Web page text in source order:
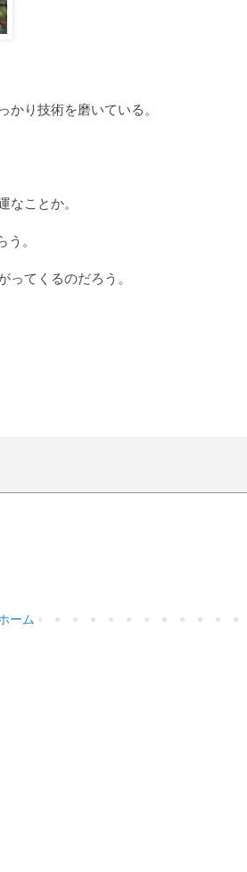
り技術を磨いている。
なことか。
。
ってくるのだろう。
ーム